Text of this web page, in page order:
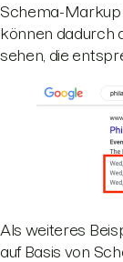
Schema-Markup
können dadurch
sehen, die
Als weiteres
auf Basis von